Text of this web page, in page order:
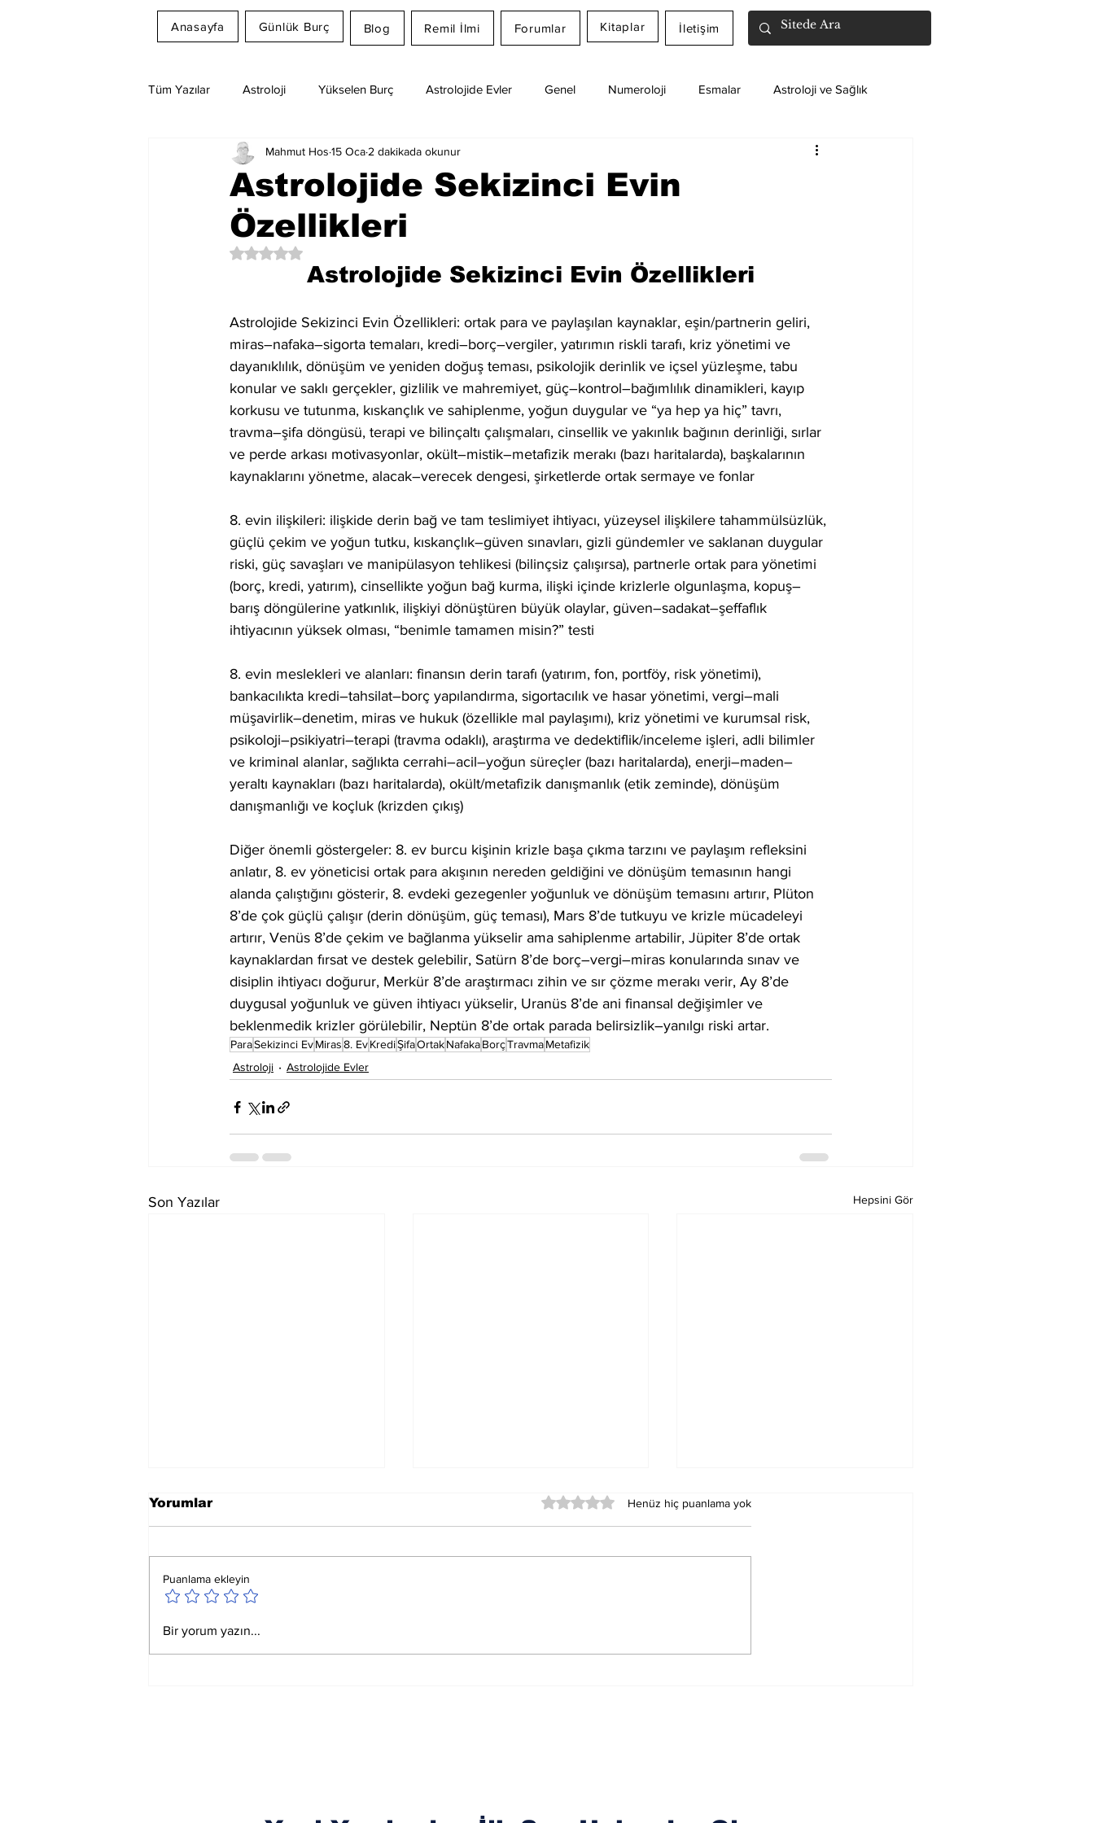
Anasayfa Günlük Burç Blog Remil İlmi Forumlar Kitaplar İletişim
Tüm Yazılar Astroloji Yükselen Burç Astrolojide Evler Genel Numeroloji Esmalar Astroloji ve Sağlık
Rüya Tabirleri Ay Burcu Günlük Burç Yorumları
Astrolojide Sekizinci Evin
Özellikleri
Mahmut Hos 15 Oca 2 dakikada okunur
5 üzerinden NaN yıldız
Astrolojide Sekizinci Evin Özellikleri
Astrolojide Sekizinci Evin Özellikleri: ortak para ve paylaşılan kaynaklar, eşin/partnerin geliri,
miras–nafaka–sigorta temaları, kredi–borç–vergiler, yatırımın riskli tarafı, kriz yönetimi ve
dayanıklılık, dönüşüm ve yeniden doğuş teması, psikolojik derinlik ve içsel yüzleşme, tabu
konular ve saklı gerçekler, gizlilik ve mahremiyet, güç–kontrol–bağımlılık dinamikleri, kayıp
korkusu ve tutunma, kıskançlık ve sahiplenme, yoğun duygular ve “ya hep ya hiç” tavrı,
travma–şifa döngüsü, terapi ve bilinçaltı çalışmaları, cinsellik ve yakınlık bağının derinliği, sırlar
ve perde arkası motivasyonlar, okült–mistik–metafizik merakı (bazı haritalarda), başkalarının
kaynaklarını yönetme, alacak–verecek dengesi, şirketlerde ortak sermaye ve fonlar
8. evin ilişkileri: ilişkide derin bağ ve tam teslimiyet ihtiyacı, yüzeysel ilişkilere tahammülsüzlük,
güçlü çekim ve yoğun tutku, kıskançlık–güven sınavları, gizli gündemler ve saklanan duygular
riski, güç savaşları ve manipülasyon tehlikesi (bilinçsiz çalışırsa), partnerle ortak para yönetimi
(borç, kredi, yatırım), cinsellikte yoğun bağ kurma, ilişki içinde krizlerle olgunlaşma, kopuş–
barış döngülerine yatkınlık, ilişkiyi dönüştüren büyük olaylar, güven–sadakat–şeffaflık
ihtiyacının yüksek olması, “benimle tamamen misin?” testi
8. evin meslekleri ve alanları: finansın derin tarafı (yatırım, fon, portföy, risk yönetimi),
bankacılıkta kredi–tahsilat–borç yapılandırma, sigortacılık ve hasar yönetimi, vergi–mali
müşavirlik–denetim, miras ve hukuk (özellikle mal paylaşımı), kriz yönetimi ve kurumsal risk,
psikoloji–psikiyatri–terapi (travma odaklı), araştırma ve dedektiflik/inceleme işleri, adli bilimler
ve kriminal alanlar, sağlıkta cerrahi–acil–yoğun süreçler (bazı haritalarda), enerji–maden–
yeraltı kaynakları (bazı haritalarda), okült/metafizik danışmanlık (etik zeminde), dönüşüm
danışmanlığı ve koçluk (krizden çıkış)
Diğer önemli göstergeler: 8. ev burcu kişinin krizle başa çıkma tarzını ve paylaşım refleksini
anlatır, 8. ev yöneticisi ortak para akışının nereden geldiğini ve dönüşüm temasının hangi
alanda çalıştığını gösterir, 8. evdeki gezegenler yoğunluk ve dönüşüm temasını artırır, Plüton
8’de çok güçlü çalışır (derin dönüşüm, güç teması), Mars 8’de tutkuyu ve krizle mücadeleyi
artırır, Venüs 8’de çekim ve bağlanma yükselir ama sahiplenme artabilir, Jüpiter 8’de ortak
kaynaklardan fırsat ve destek gelebilir, Satürn 8’de borç–vergi–miras konularında sınav ve
disiplin ihtiyacı doğurur, Merkür 8’de araştırmacı zihin ve sır çözme merakı verir, Ay 8’de
duygusal yoğunluk ve güven ihtiyacı yükselir, Uranüs 8’de ani finansal değişimler ve
beklenmedik krizler görülebilir, Neptün 8’de ortak parada belirsizlik–yanılgı riski artar.
ParaSekizinci EvMiras8. EvKrediŞifaOrtakNafakaBorçTravmaMetafizik
Astroloji
Astrolojide Evler
Son Yazılar Hepsini Gör
Ay Yay Burcunda
Akreplere Etkileri
Okunacak Esmalar
Yorumlar 5 üzerinden 0 yıldızHenüz hiç puanlama yok
Puanlama ekleyin
Bir yorum yazın...